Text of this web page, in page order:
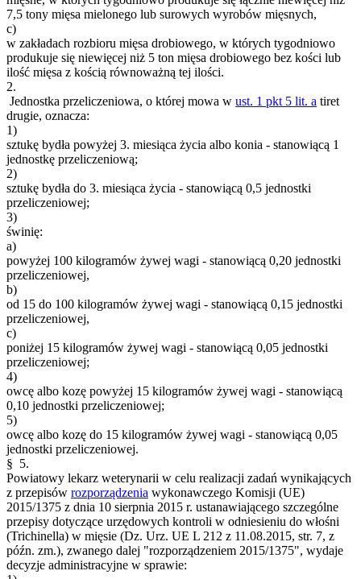
7,5 tony mięsa mielonego lub surowych wyrobów mięsnych,
c)
w zakładach rozbioru mięsa drobiowego, w których tygodniowo
produkuje się niewięcej niż 5 ton mięsa drobiowego bez kości lub
ilość mięsa z kością równoważną tej ilości.
2.
Jednostka przeliczeniowa, o której mowa w ust. 1 pkt 5 lit. a tiret
drugie, oznacza:
1)
sztukę bydła powyżej 3. miesiąca życia albo konia - stanowiącą 1
jednostkę przeliczeniową;
2)
sztukę bydła do 3. miesiąca życia - stanowiącą 0,5 jednostki
przeliczeniowej;
3)
świnię:
a)
powyżej 100 kilogramów żywej wagi - stanowiącą 0,20 jednostki
przeliczeniowej,
b)
od 15 do 100 kilogramów żywej wagi - stanowiącą 0,15 jednostki
przeliczeniowej,
c)
poniżej 15 kilogramów żywej wagi - stanowiącą 0,05 jednostki
przeliczeniowej;
4)
owcę albo kozę powyżej 15 kilogramów żywej wagi - stanowiącą
0,10 jednostki przeliczeniowej;
5)
owcę albo kozę do 15 kilogramów żywej wagi - stanowiącą 0,05
jednostki przeliczeniowej.
§ 5.
Powiatowy lekarz weterynarii w celu realizacji zadań wynikających
z przepisów rozporządzenia wykonawczego Komisji (UE)
2015/1375 z dnia 10 sierpnia 2015 r. ustanawiającego szczególne
przepisy dotyczące urzędowych kontroli w odniesieniu do włośni
(Trichinella) w mięsie (Dz. Urz. UE L 212 z 11.08.2015, str. 7, z
późn. zm.), zwanego dalej "rozporządzeniem 2015/1375", wydaje
decyzje administracyjne w sprawie: